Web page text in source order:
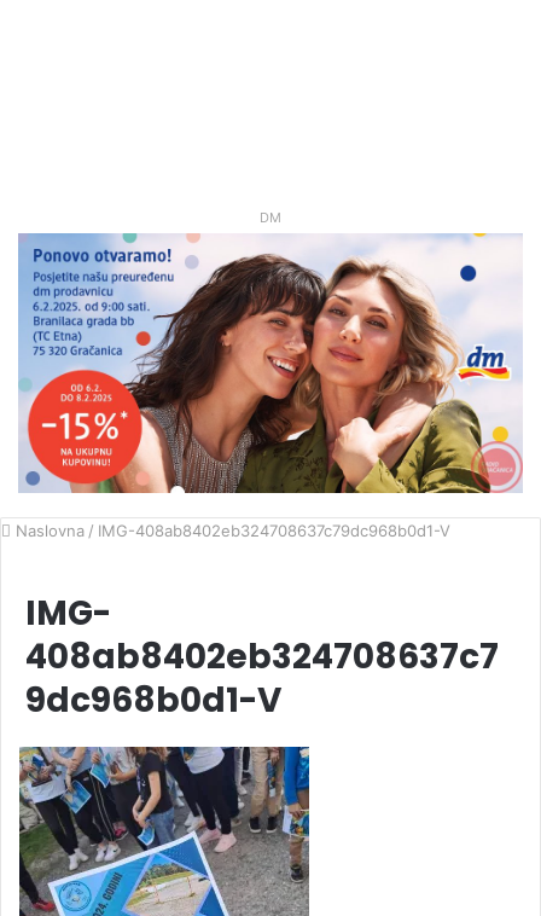
DM
Naslovna / IMG-408ab8402eb324708637c79dc968b0d1-V
IMG-
408ab8402eb324708637c7
9dc968b0d1-V